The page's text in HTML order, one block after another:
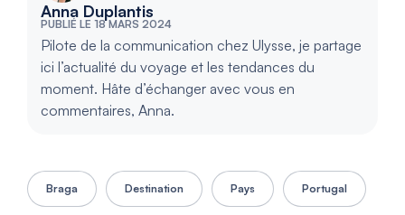
Anna Duplantis
PUBLIÉ LE 18 MARS 2024
Pilote de la communication chez Ulysse, je partage
ici l’actualité du voyage et les tendances du
moment. Hâte d’échanger avec vous en
commentaires, Anna.
Braga Destination Pays Portugal